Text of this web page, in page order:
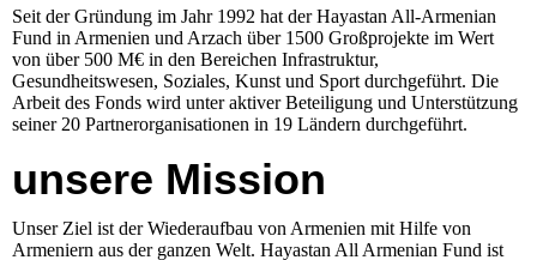
Seit der Gründung im Jahr 1992 hat der Hayastan All-Armenian
Fund in Armenien und Arzach über 1500 Großprojekte im Wert
von über 500 M€ in den Bereichen Infrastruktur,
Gesundheitswesen, Soziales, Kunst und Sport durchgeführt. Die
Arbeit des Fonds wird unter aktiver Beteiligung und Unterstützung
seiner 20 Partnerorganisationen in 19 Ländern durchgeführt.
unsere Mission
Unser Ziel ist der Wiederaufbau von Armenien mit Hilfe von
Armeniern aus der ganzen Welt. Hayastan All Armenian Fund ist